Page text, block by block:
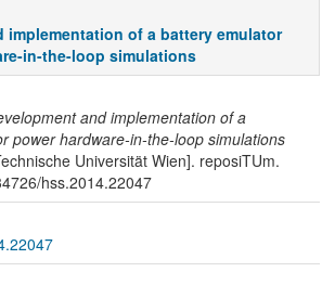
implementation of a battery emulator
in-the-loop simulations
and implementation of a
power hardware-in-the-loop simulations
Universität Wien]. reposiTUm.
hss.2014.22047